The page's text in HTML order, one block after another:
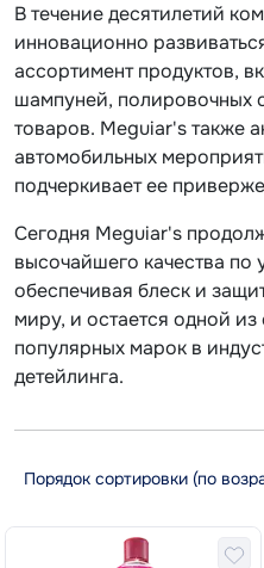
В течение десятилетий
инновационно
ассортимент продуктов,
шампуней, полировочных
товаров. Meguiar's также
автомобильных
подчеркивает ее
Сегодня Meguiar's
высочайшего качества по
обеспечивая блеск и
миру, и остается одной
популярных марок в
детейлинга.